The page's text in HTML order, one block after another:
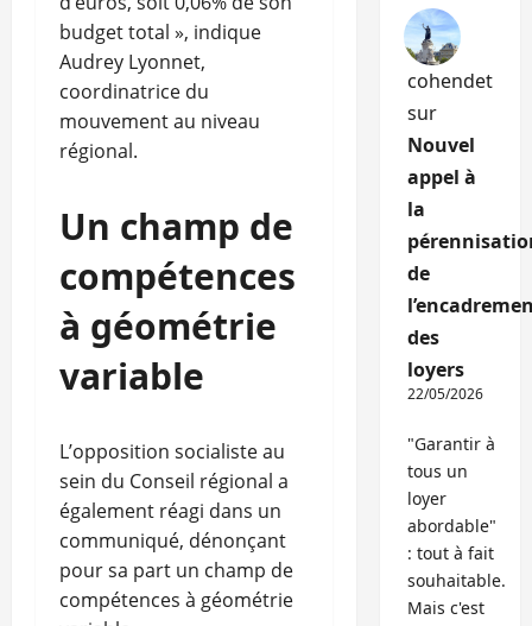
budget total », indique
Audrey Lyonnet,
coordinatrice du
mouvement au niveau
régional.
Un champ de
compétences
à géométrie
variable
L’opposition socialiste au
sein du Conseil régional a
également réagi dans un
communiqué, dénonçant
pour sa part un champ de
compétences à géométrie
cohendet
sur
Nouvel
appel à
la
de
des
loyers
22/05/2026
"Garantir à
tous un
loyer
abordable"
: tout à fait
souhaitable.
Mais c'est